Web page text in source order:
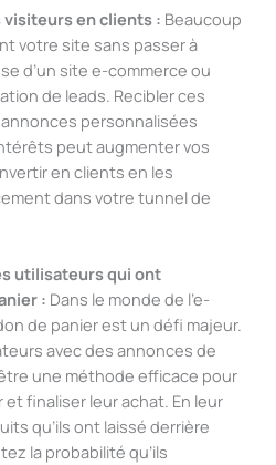
en clients : Beaucoup
votre site sans passer à
d’un site e-commerce ou
de leads. Recibler ces
personnalisées
peut augmenter vos
en clients en les
dans votre tunnel de
utilisateurs qui ont
: Dans le monde de l’e-
de panier est un défi majeur.
avec des annonces de
une méthode efficace pour
et finaliser leur achat. En leur
qu’ils ont laissé derrière
la probabilité qu’ils